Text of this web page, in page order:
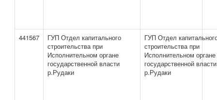
441567
ГУП Отдел капитального
строительства при
Исполнительном органе
государственной власти
р.Рудаки
ГУП Отдел
строительства при
Исполнительном органе
государственной власти
р.Рудаки